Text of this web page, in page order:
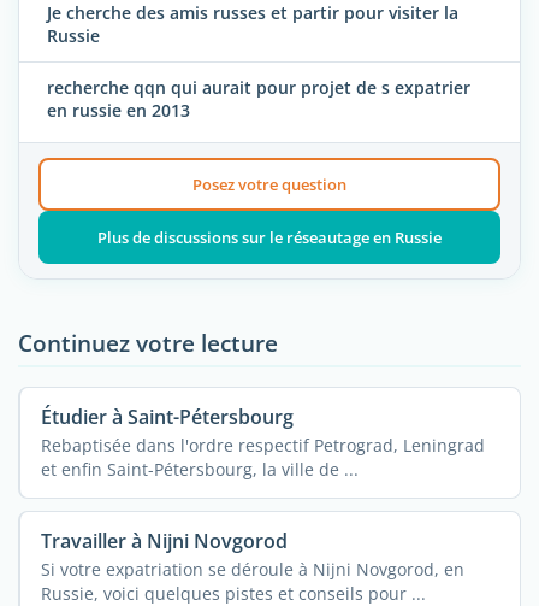
Je cherche des amis russes et partir pour visiter la
Russie
recherche qqn qui aurait pour projet de s expatrier
en russie en 2013
Posez votre question
Plus de discussions sur le réseautage en Russie
Continuez votre lecture
Étudier à Saint-Pétersbourg
Rebaptisée dans l'ordre respectif Petrograd, Leningrad
et enfin Saint-Pétersbourg, la ville de ...
Travailler à Nijni Novgorod
Si votre expatriation se déroule à Nijni Novgorod, en
Russie, voici quelques pistes et conseils pour ...